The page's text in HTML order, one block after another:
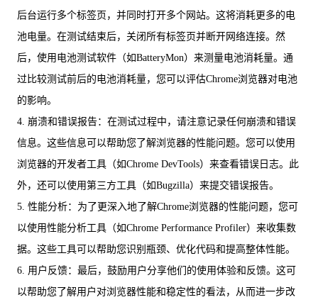
后台运行多个标签页，并同时打开多个网站。这将消耗更多的电
池电量。在测试结束后，关闭所有标签页并断开网络连接。然
后，使用电池测试软件（如BatteryMon）来测量电池消耗量。通
过比较测试前后的电池消耗量，您可以评估Chrome浏览器对电池
的影响。
4. 崩溃和错误报告：在测试过程中，请注意记录任何崩溃和错误
信息。这些信息可以帮助您了解浏览器的性能问题。您可以使用
浏览器的开发者工具（如Chrome DevTools）来查看错误日志。此
外，还可以使用第三方工具（如Bugzilla）来提交错误报告。
5. 性能分析：为了更深入地了解Chrome浏览器的性能问题，您可
以使用性能分析工具（如Chrome Performance Profiler）来收集数
据。这些工具可以帮助您识别瓶颈、优化代码和提高整体性能。
6. 用户反馈：最后，鼓励用户分享他们的使用体验和反馈。这可
以帮助您了解用户对浏览器性能和稳定性的看法，从而进一步改